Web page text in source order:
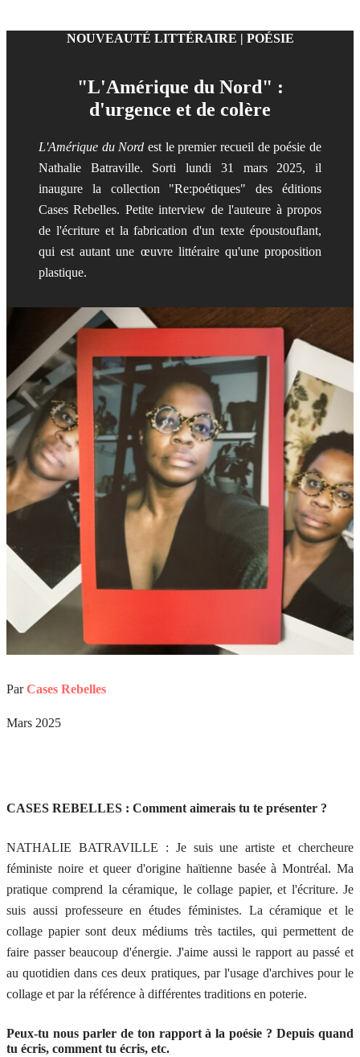
NOUVEAUTÉ LITTÉRAIRE | POÉSIE
"L'Amérique du Nord" :
d'urgence et de colère
L'Amérique du Nord est le premier recueil de poésie de
Nathalie Batraville. Sorti lundi 31 mars 2025, il
inaugure la collection "Re:poétiques" des éditions
Cases Rebelles. Petite interview de l'auteure à propos
de l'écriture et la fabrication d'un texte époustouflant,
qui est autant une œuvre littéraire qu'une proposition
plastique.
ParCases Rebelles
Mars 2025
CASES REBELLES : Comment aimerais tu te présenter ?
NATHALIE BATRAVILLE : Je suis une artiste et chercheure
féministe noire et queer d'origine haïtienne basée à Montréal. Ma
pratique comprend la céramique, le collage papier, et l'écriture. Je
suis aussi professeure en études féministes. La céramique et le
collage papier sont deux médiums très tactiles, qui permettent de
faire passer beaucoup d'énergie. J'aime aussi le rapport au passé et
au quotidien dans ces deux pratiques, par l'usage d'archives pour le
collage et par la référence à différentes traditions en poterie.
Peux-tu nous parler de ton rapport à la poésie ? Depuis quand
tu écris, comment tu écris, etc.